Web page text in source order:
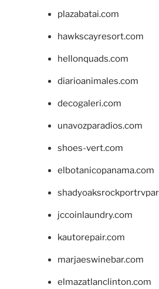
plazabatai.com
hawkscayresort.com
hellonquads.com
diarioanimales.com
decogaleri.com
unavozparadios.com
shoes-vert.com
elbotanicopanama.com
jccoinlaundry.com
kautorepair.com
marjaeswinebar.com
elmazatlanclinton.com